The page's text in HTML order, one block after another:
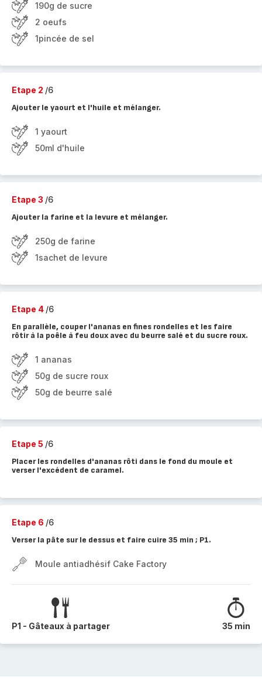
190g de sucre
2 oeufs
1pincée de sel
Etape 2 /6
Ajouter le yaourt et l'huile et mélanger.
1 yaourt
50ml d'huile
Etape 3 /6
Ajouter la farine et la levure et mélanger.
250g de farine
1sachet de levure
Etape 4 /6
En parallèle, couper l'ananas en fines rondelles et les faire
rôtir à la poêle à feu doux avec du beurre salé et du sucre roux.
1 ananas
50g de sucre roux
50g de beurre salé
Etape 5 /6
Placer les rondelles d'ananas rôti dans le fond du moule et
verser l'excédent de caramel.
Etape 6 /6
Verser la pâte sur le dessus et faire cuire 35 min ; P1.
Moule antiadhésif Cake Factory
P1 - Gâteaux à partager 35 min